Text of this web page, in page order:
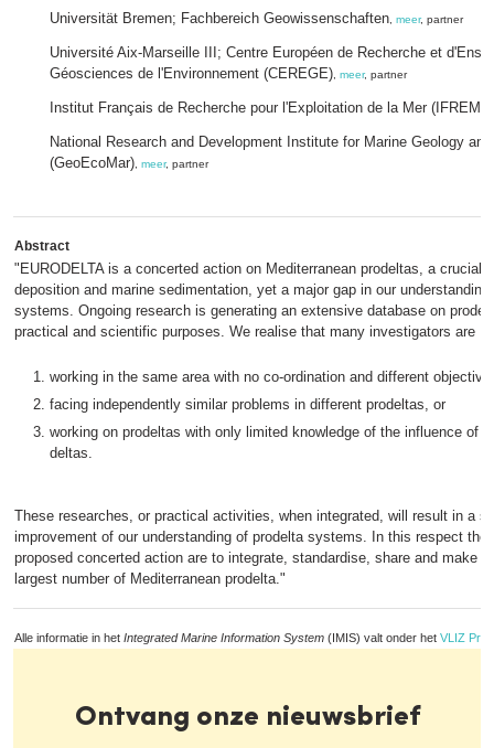
Universität Bremen; Fachbereich Geowissenschaften meer, partner
Université Aix-Marseille III; Centre Européen de Recherche et
Géosciences de l'Environnement (CEREGE) meer, partner
Institut Français de Recherche pour l'Exploitation de la Mer
National Research and Development Institute for Marine Geology
(GeoEcoMar) meer, partner
Abstract
"EURODELTA is a concerted action on Mediterranean prodeltas, a crucial
deposition and marine sedimentation, yet a major gap in our
systems. Ongoing research is generating an extensive database on
practical and scientific purposes. We realise that many investigators are
working in the same area with no co-ordination and different
facing independently similar problems in different prodeltas, or
working on prodeltas with only limited knowledge of the influence of
deltas.
These researches, or practical activities, when integrated, will result in a
improvement of our understanding of prodelta systems. In this respect the
proposed concerted action are to integrate, standardise, share and make
largest number of Mediterranean prodelta."
Alle informatie in het Integrated Marine Information System (IMIS) valt onder het VLIZ
Ontvang onze nieuwsbrief